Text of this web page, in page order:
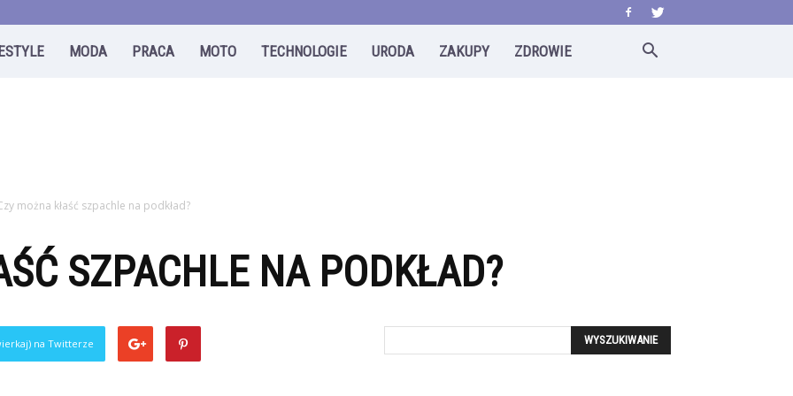
MODA PRACA MOTO TECHNOLOGIE URODA ZAKUPY ZDROWIE
można kłaść szpachle na podkład?
SZPACHLE NA PODKŁAD?
na Twitterze